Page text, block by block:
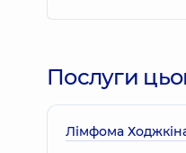
Послуги
Лімфома